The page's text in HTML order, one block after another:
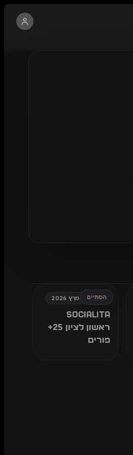
הסתיים
חמישי, 5 מרץ 2026
SOCIALITA
ראשון לציון 25+
פורים